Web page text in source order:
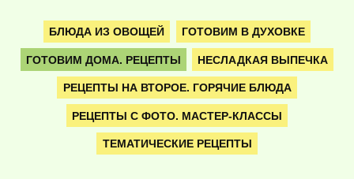
БЛЮДА ИЗ ОВОЩЕЙ ГОТОВИМ В ДУХОВКЕ
ГОТОВИМ ДОМА. РЕЦЕПТЫ НЕСЛАДКАЯ ВЫПЕЧКА
РЕЦЕПТЫ НА ВТОРОЕ. ГОРЯЧИЕ БЛЮДА
РЕЦЕПТЫ С ФОТО. МАСТЕР-КЛАССЫ
ТЕМАТИЧЕСКИЕ РЕЦЕПТЫ